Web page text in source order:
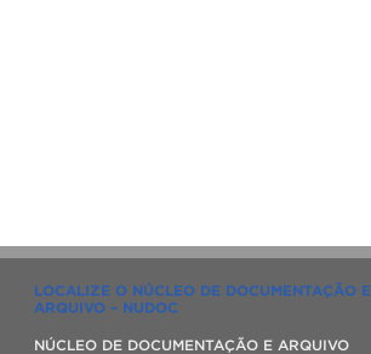
LOCALIZE O NÚCLEO DE DOCUMENTAÇÃO E
ARQUIVO – NUDOC
NÚCLEO DE DOCUMENTAÇÃO E ARQUIVO